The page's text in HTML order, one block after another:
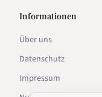
Informationen
Über uns
Datenschutz
Impressum